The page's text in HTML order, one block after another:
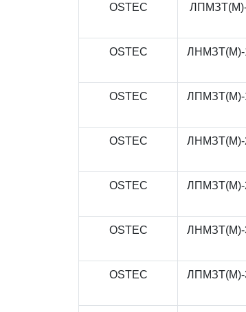
OSTEC ЛПМЗТ(М)-
OSTEC ЛНМЗТ(М)-
OSTEC ЛПМЗТ(М)-
OSTEC ЛНМЗТ(М)-
OSTEC ЛПМЗТ(М)-
OSTEC ЛНМЗТ(М)-
OSTEC ЛПМЗТ(М)-